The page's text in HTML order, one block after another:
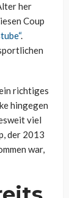
her
Coup
.
richtiges
hingegen
viel
der 2013
war,